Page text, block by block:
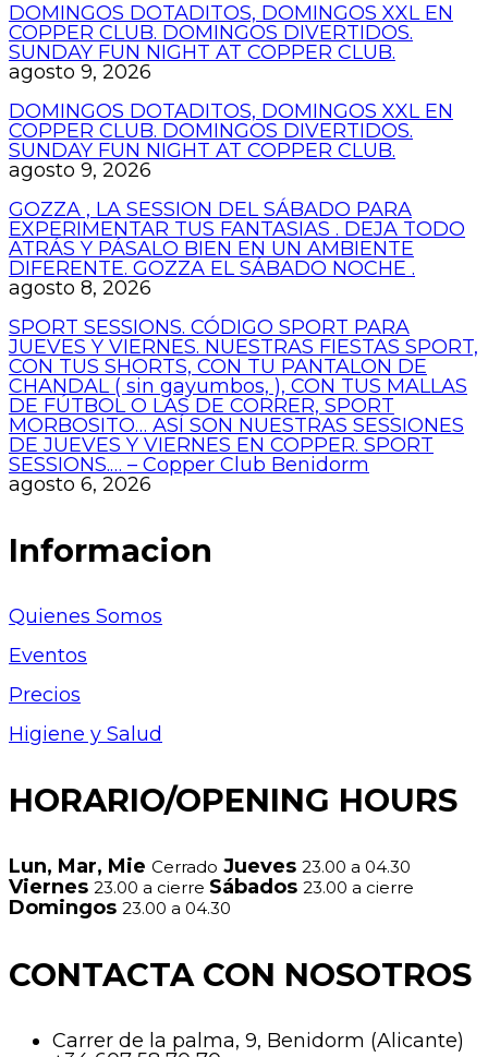
DOMINGOS DOTADITOS, DOMINGOS XXL EN
COPPER CLUB. DOMINGOS DIVERTIDOS.
SUNDAY FUN NIGHT AT COPPER CLUB.
agosto 9, 2026
DOMINGOS DOTADITOS, DOMINGOS XXL EN
COPPER CLUB. DOMINGOS DIVERTIDOS.
SUNDAY FUN NIGHT AT COPPER CLUB.
agosto 9, 2026
GOZZA , LA SESSION DEL SÁBADO PARA
EXPERIMENTAR TUS FANTASIAS . DEJA TODO
ATRÁS Y PÁSALO BIEN EN UN AMBIENTE
DIFERENTE. GOZZA EL SÁBADO NOCHE .
agosto 8, 2026
SPORT SESSIONS. CÓDIGO SPORT PARA
JUEVES Y VIERNES. NUESTRAS FIESTAS SPORT,
CON TUS SHORTS, CON TU PANTALON DE
CHANDAL ( sin gayumbos, ), CON TUS MALLAS
DE FÚTBOL O LAS DE CORRER, SPORT
MORBOSITO… ASÍ SON NUESTRAS SESSIONES
DE JUEVES Y VIERNES EN COPPER. SPORT
SESSIONS.… – Copper Club Benidorm
agosto 6, 2026
Informacion
Quienes Somos
Eventos
Precios
Higiene y Salud
HORARIO/OPENING HOURS
Lun, Mar, Mie Cerrado Jueves 23.00 a 04.30
Viernes 23.00 a cierre Sábados 23.00 a cierre
Domingos 23.00 a 04.30
CONTACTA CON NOSOTROS
Carrer de la palma, 9, Benidorm (Alicante)